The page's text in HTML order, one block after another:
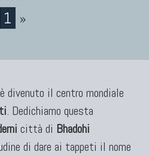
1 »
divenuto il centro mondiale
. Dedichiamo questa
città di Bhadohi
di dare ai tappeti il nome